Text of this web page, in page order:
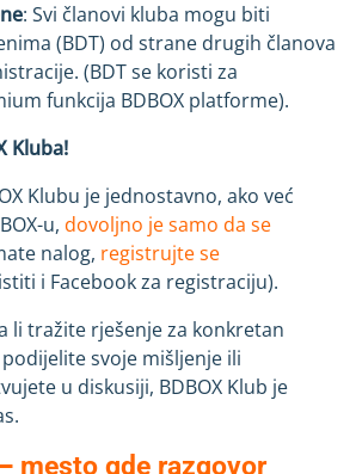
: Svi članovi kluba mogu biti
(BDT) od strane drugih članova
(BDT se koristi za
funkcija BDBOX platforme).
Kluba!
Klubu je jednostavno, ako već
u, dovoljno je samo da se
nalog, registrujte se
i Facebook za registraciju).
li tražite rješenje za konkretan
svoje mišljenje ili
u diskusiji, BDBOX Klub je
mesto gde razgovor